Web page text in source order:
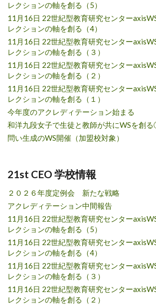
レクションの軸を創る（5）
11月16日 22世紀型教育研究センター
レクションの軸を創る（4）
11月16日 22世紀型教育研究センター
レクションの軸を創る（３）
11月16日 22世紀型教育研究センター
レクションの軸を創る（２）
11月16日 22世紀型教育研究センター
レクションの軸を創る（１）
今年度のアクレディテーション始まる
和洋九段女子で生徒と教師が共にWSを創
問い生成のWS開催（加盟校対象）
21st CEO 学校情報
２０２６年度定例会 新たな戦略
アクレディテーション中間報告
11月16日 22世紀型教育研究センター
レクションの軸を創る（5）
11月16日 22世紀型教育研究センター
レクションの軸を創る（4）
11月16日 22世紀型教育研究センター
レクションの軸を創る（３）
11月16日 22世紀型教育研究センター
レクションの軸を創る（２）